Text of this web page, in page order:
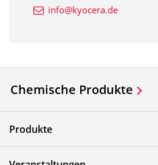
info@kyocera.de
Chemische Produkte
Produkte